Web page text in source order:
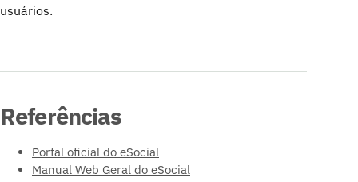
usuários.
Referências
Portal oficial do eSocial
Manual Web Geral do eSocial